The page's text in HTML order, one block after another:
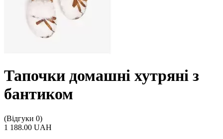
Тапочки домашні хутряні з
бантиком
(Відгуки 0)
1 188.00 UAH